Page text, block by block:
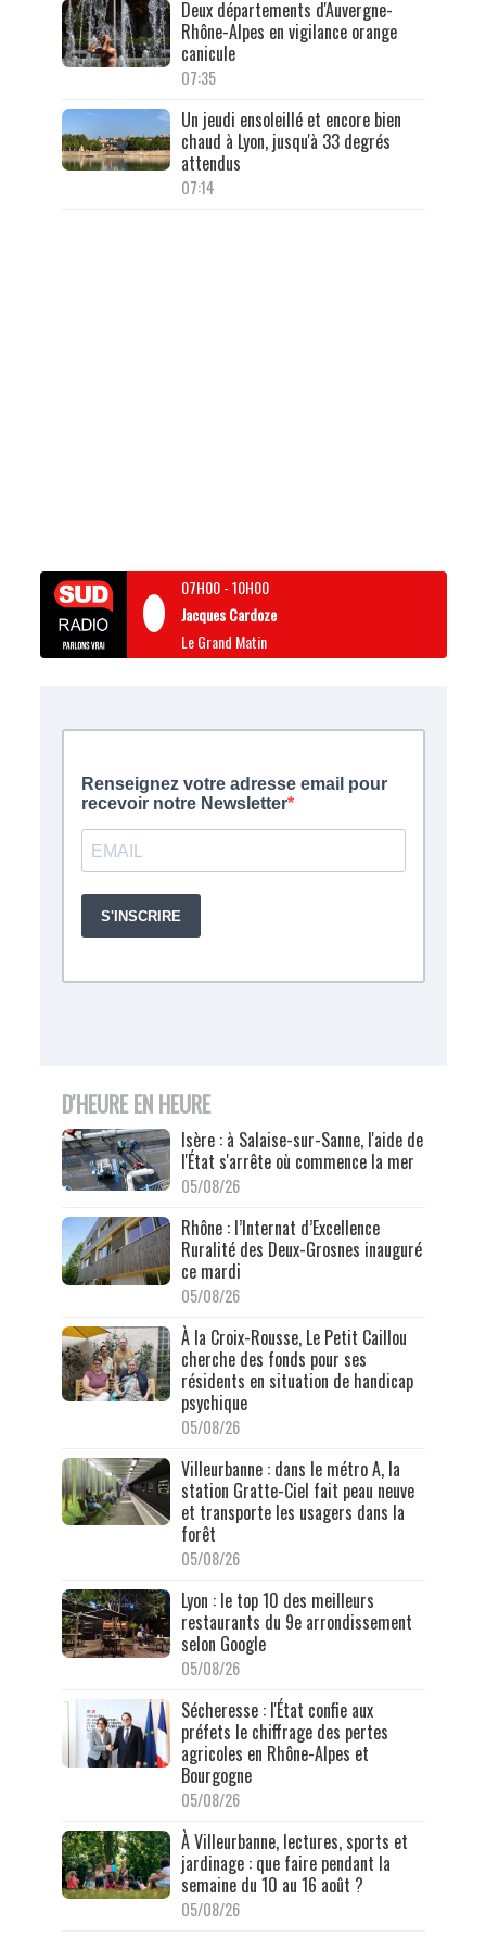
Deux départements d'Auvergne-
Rhône-Alpes en vigilance orange
canicule
07:35
Un jeudi ensoleillé et encore bien
chaud à Lyon, jusqu'à 33 degrés
attendus
07:14
07H00-10H00
Jacques Cardoze
Le Grand Matin
D'HEURE EN HEURE
Isère : à Salaise-sur-Sanne, l'aide de
l'État s'arrête où commence la mer
05/08/26
Rhône : l’Internat d’Excellence
Ruralité des Deux-Grosnes inauguré
ce mardi
05/08/26
À la Croix-Rousse, Le Petit Caillou
cherche des fonds pour ses
résidents en situation de handicap
psychique
05/08/26
Villeurbanne : dans le métro A, la
station Gratte-Ciel fait peau neuve
et transporte les usagers dans la
forêt
05/08/26
Lyon : le top 10 des meilleurs
restaurants du 9e arrondissement
selon Google
05/08/26
Sécheresse : l'État confie aux
préfets le chiffrage des pertes
agricoles en Rhône-Alpes et
Bourgogne
05/08/26
À Villeurbanne, lectures, sports et
jardinage : que faire pendant la
semaine du 10 au 16 août ?
05/08/26